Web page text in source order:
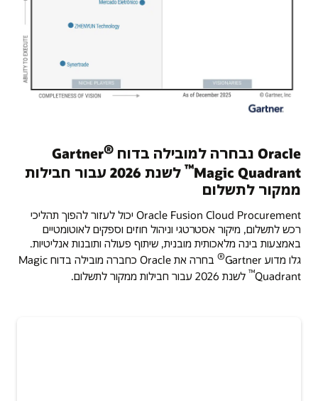
Oracle נבחרה למובילה בדוח Gartner ®
Magic Quadrant
™
לשנת 2026 עבור חבילות
ממקור לתשלום
Oracle Fusion Cloud Procurement יכול לעזור להפוך תהליכי
רכש לתשלום, מיקור אסטרטגי וניהול חוזים וספקים לאוטומטיים
באמצעות בינה מלאכותית מובנית, שיתוף פעולה ותובנות אנליטיות.
גלו מדוע Gartner
®
בחרה את Oracle כחברה מובילה בדוח Magic
Quadrant
™ לשנת 2026 עבור חבילות ממקור לתשלום.